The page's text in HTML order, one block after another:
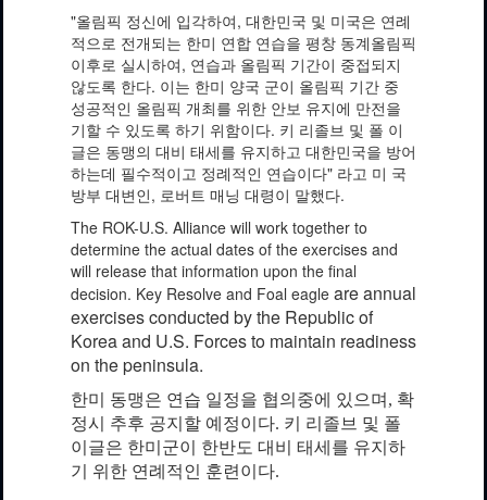
"올림픽 정신에 입각하여, 대한민국 및 미국은 연례
적으로 전개되는 한미 연합 연습을 평창 동계올림픽
이후로 실시하여, 연습과 올림픽 기간이 중접되지
않도록 한다. 이는 한미 양국 군이 올림픽 기간 중
성공적인 올림픽 개최를 위한 안보 유지에 만전을
기할 수 있도록 하기 위함이다. 키 리졸브 및 폴 이
글은 동맹의 대비 태세를 유지하고 대한민국을 방어
하는데 필수적이고 정례적인 연습이다" 라고 미 국
방부 대변인, 로버트 매닝 대령이 말했다.
The ROK-U.S. Alliance will work together to
determine the actual dates of the exercises and
will release that information upon the final
decision. Key Resolve and Foal eagle are annual
exercises conducted by the Republic of
Korea and U.S. Forces to maintain readiness
on the peninsula.
한미 동맹은 연습 일정을 협의중에 있으며, 확
정시 추후 공지할 예정이다. 키 리졸브 및 폴
이글은 한미군이 한반도 대비 태세를 유지하
기 위한 연례적인 훈련이다.